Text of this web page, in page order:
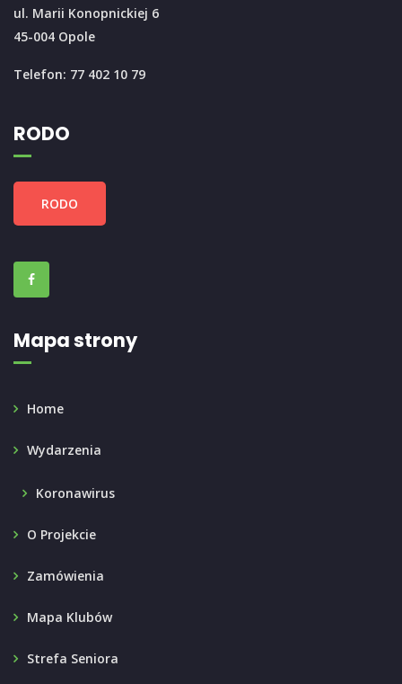
ul. Marii Konopnickiej 6
45-004 Opole
Telefon: 77 402 10 79
RODO
RODO
Mapa strony
Home
Wydarzenia
Koronawirus
O Projekcie
Zamówienia
Mapa Klubów
Strefa Seniora